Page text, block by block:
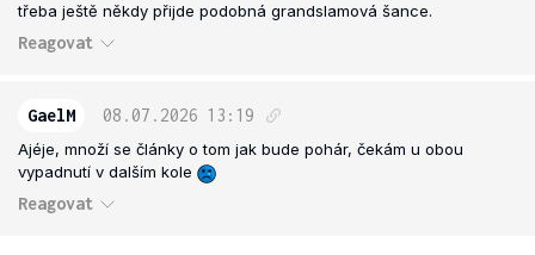
třeba ještě někdy přijde podobná grandslamová šance.
Reagovat
GaelM 08.07.2026 13:19
Ajéje, množí se články o tom jak bude pohár, čekám u obou
vypadnutí v dalším kole
Reagovat